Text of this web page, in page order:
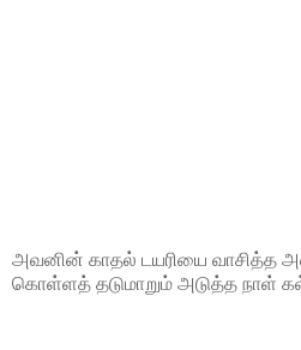
அவனின் காதல் டயரியை வாசித்த
கொள்ளத் தடுமாறும் அடுத்த நாள்